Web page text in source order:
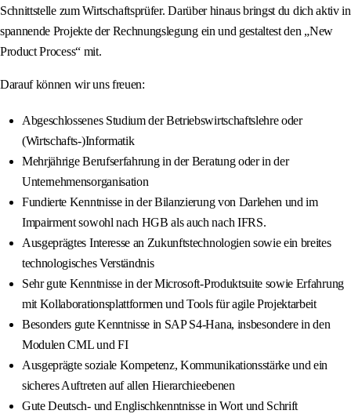
Schnittstelle zum Wirtschaftsprüfer. Darüber hinaus bringst du dich aktiv in
spannende Projekte der Rechnungslegung ein und gestaltest den „New
Product Process“ mit.
Darauf können wir uns freuen:
Abgeschlossenes Studium der Betriebswirtschaftslehre oder
(Wirtschafts-)Informatik
Mehrjährige Berufserfahrung in der Beratung oder in der
Unternehmensorganisation
Fundierte Kenntnisse in der Bilanzierung von Darlehen und im
Impairment sowohl nach HGB als auch nach IFRS.
Ausgeprägtes Interesse an Zukunftstechnologien sowie ein breites
technologisches Verständnis
Sehr gute Kenntnisse in der Microsoft-Produktsuite sowie Erfahrung
mit Kollaborationsplattformen und Tools für agile Projektarbeit
Besonders gute Kenntnisse in SAP S4-Hana, insbesondere in den
Modulen CML und FI
Ausgeprägte soziale Kompetenz, Kommunikationsstärke und ein
sicheres Auftreten auf allen Hierarchieebenen
Gute Deutsch- und Englischkenntnisse in Wort und Schrift